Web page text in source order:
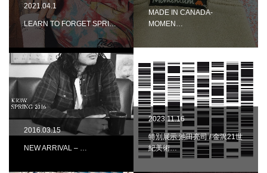
2021.04.1
LEARN TO FORGET SPRI…
MADE IN CANADA-
MOMEN…
2016.03.15
NEW ARRIVAL – …
2023.11.16
特別展示 池田亮司 / 金沢21世
紀美術…